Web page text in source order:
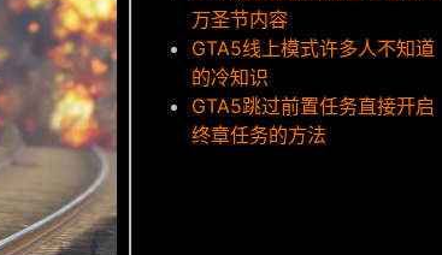
万圣节内容
GTA5线上模式许多人不知道
的冷知识
GTA5跳过前置任务直接开启
终章任务的方法